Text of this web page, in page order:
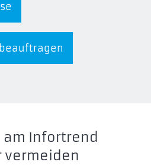
Infortrend
vermeiden